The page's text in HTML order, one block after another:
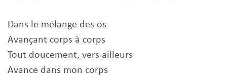
Dans le mélange des os
Avançant corps à corps
Tout doucement, vers ailleurs
Avance dans mon corps